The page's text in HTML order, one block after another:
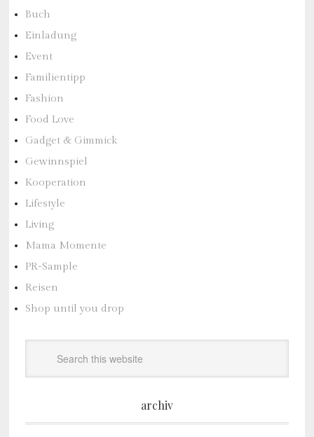
Buch
Einladung
Event
Familientipp
Fashion
Food Love
Gadget & Gimmick
Gewinnspiel
Kooperation
Lifestyle
Living
Mama Momente
PR-Sample
Reisen
Shop until you drop
archiv